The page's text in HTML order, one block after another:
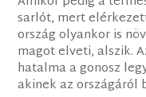
sarlót, mert
ország olyankor is
magot elveti, alszik.
hatalma a gonosz
akinek az országáról